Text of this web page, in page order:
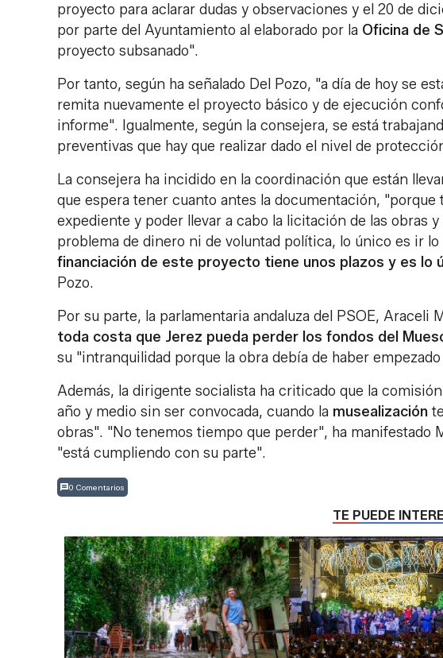
proyecto para aclarar dudas y observaciones y el 20 de
por parte del Ayuntamiento al elaborado por la Oficina de
proyecto subsanado".
Por tanto, según ha señalado Del Pozo, "a día de hoy se
remita nuevamente el proyecto básico y de ejecución
informe". Igualmente, según la consejera, se está
preventivas que hay que realizar dado el nivel de
La consejera ha incidido en la coordinación que están
que espera tener cuanto antes la documentación,
expediente y poder llevar a cabo la licitación de las obras
problema de dinero ni de voluntad política, lo único es ir
financiación de este proyecto tiene unos plazos y es lo
Pozo.
Por su parte, la parlamentaria andaluza del PSOE, Araceli
toda costa que Jerez pueda perder los fondos del
su "intranquilidad porque la obra debía de haber
Además, la dirigente socialista ha criticado que la
año y medio sin ser convocada, cuando la musealización
obras". "No tenemos tiempo que perder", ha manifestado
"está cumpliendo con su parte".
0 Comentarios
TE PUEDE